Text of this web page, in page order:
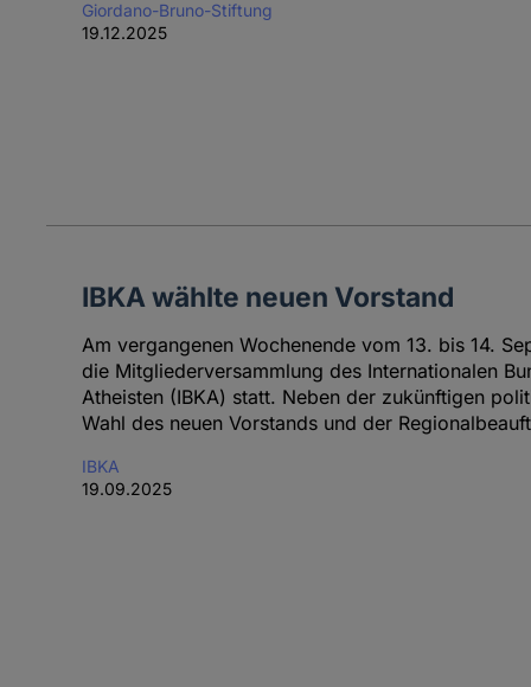
Giordano-Bruno-Stiftung
19.12.2025
IBKA wählte neuen Vorstand
Am vergangenen Wochenende vom 13. bis 14.
die Mitgliederversammlung des Internationalen
Atheisten (IBKA) statt. Neben der zukünftigen
Wahl des neuen Vorstands und der
IBKA
19.09.2025